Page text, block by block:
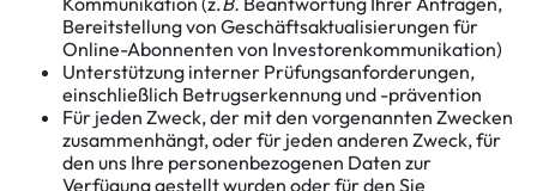
Bereitstellung von Geschäftsaktualisierungen für
Online-Abonnenten von Investorenkommunikation)
Unterstützung interner Prüfungsanforderungen,
einschließlich Betrugserkennung und -prävention
Für jeden Zweck, der mit den vorgenannten Zwecken
zusammenhängt, oder für jeden anderen Zweck, für
den uns Ihre personenbezogenen Daten zur
Verfügung gestellt wurden oder für den Sie